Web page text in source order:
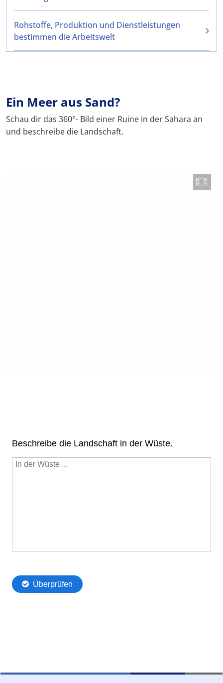
Rohstoffe, Produktion und Dienstleistungen
bestimmen die Arbeitswelt
Ein Meer aus Sand?
Schau dir das 360°- Bild einer Ruine in der Sahara an
und beschreibe die Landschaft.